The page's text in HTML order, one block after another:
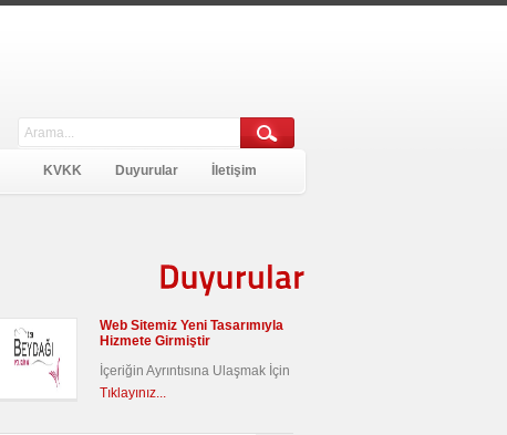
KVKK Duyurular İletişim
Web Sitemiz Yeni Tasarımıyla
Hizmete Girmiştir
İçeriğin Ayrıntısına Ulaşmak İçin
Tıklayınız...